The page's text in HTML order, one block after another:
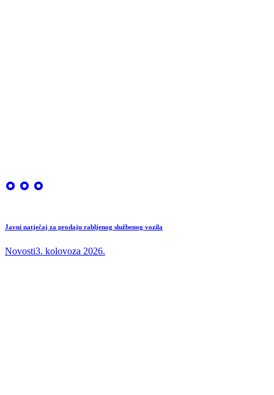
Javni natječaj za prodaju rabljenog službenog vozila
Novosti3. kolovoza 2026.